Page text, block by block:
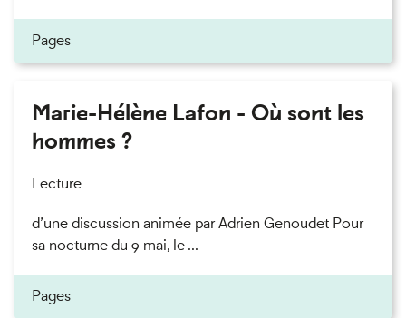
Pages
Marie-Hélène Lafon - Où sont les
hommes ?
Lecture
d’une discussion animée par Adrien Genoudet Pour
sa nocturne du 9 mai, le ...
Pages